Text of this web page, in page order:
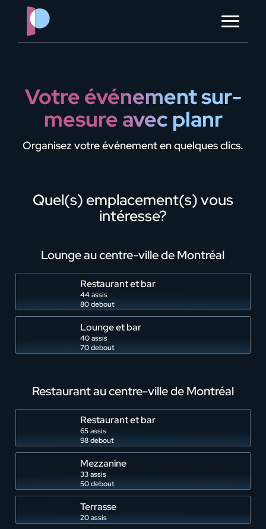
?> ?> ?> ?> ?> ?>
contact
ORGANISER MON ÉVÈNEMENT
Votre événement sur-
mesure avec planr
Organisez votre événement en quelques clics.
Quel(s) emplacement(s) vous
intéresse?
Lounge au centre-ville de Montréal
Restaurant et bar
44 assis
80 debout
Lounge et bar
40 assis
70 debout
Restaurant au centre-ville de Montréal
Restaurant et bar
65 assis
98 debout
Mezzanine
33 assis
50 debout
Terrasse
20 assis
Quel type d’évènement souhaitez-
vous organiser?
Évènement corporatif
Dites-nous en plus sur votre
événement
Nombre d'invités (approximatif)*
Quel est votre budget global?
Ajoutez vos dates ci-dessous:
MM
AAAA
Heure de début
Quel(s) service(s) souhaitez-vous
inclure?*
DJ/band
Décoration et ambiance
Mobilier
Divertissement
Sommelier/mixologie
Son & lumières
Service de voiturier
Staffing
À propos de vous
délais.
Téléphone*
Information additionnelle